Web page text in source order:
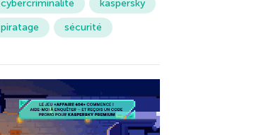
cybercriminalité
kaspersky
piratage
sécurité